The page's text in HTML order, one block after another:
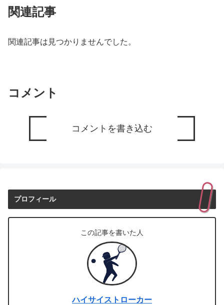
関連記事
関連記事は見つかりませんでした。
コメント
コメントを書き込む
プロフィール
この記事を書いた人
ハイサイストローカー